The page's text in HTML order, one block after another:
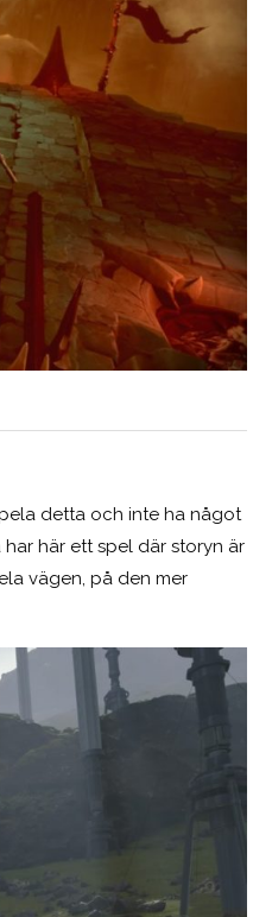
detta och inte ha något
här ett spel där storyn är
vägen, på den mer